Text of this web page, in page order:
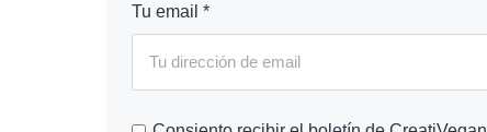
Tu email *